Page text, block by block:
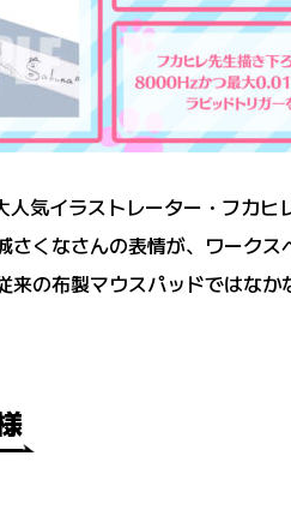
気イラストレーター・フカヒ
くなさんの表情が、ワークス
の布製マウスパッドではな